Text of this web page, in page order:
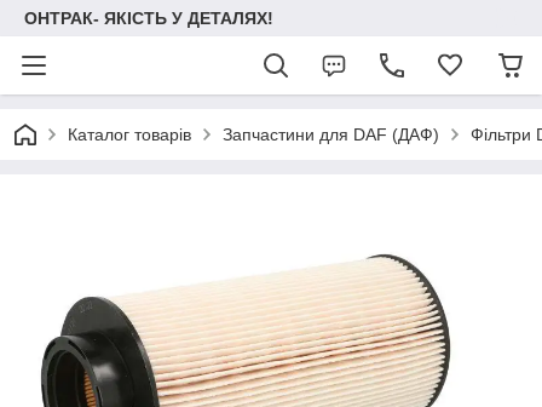
ОНТРАК- ЯКІСТЬ У ДЕТАЛЯХ!
Каталог товарів Запчастини для DAF (ДАФ) Фільтри